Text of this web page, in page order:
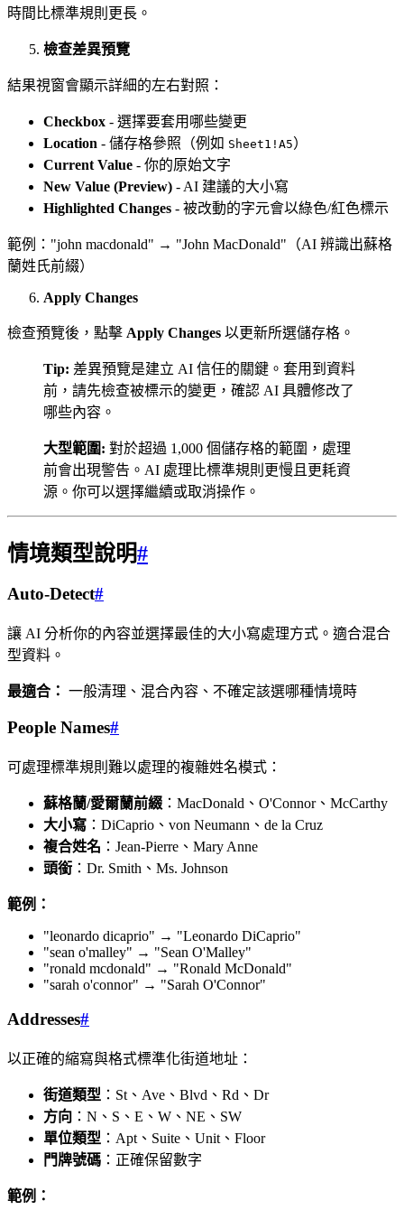
時間比標準規則更長。
檢查差異預覽
結果視窗會顯示詳細的左右對照：
Checkbox - 選擇要套用哪些變更
Location - 儲存格參照（例如 Sheet1!A5）
Current Value - 你的原始文字
New Value (Preview) - AI 建議的大小寫
Highlighted Changes - 被改動的字元會以綠色/紅色標示
範例："john macdonald" → "John MacDonald"（AI 辨識出蘇格
蘭姓氏前綴）
Apply Changes
檢查預覽後，點擊 Apply Changes 以更新所選儲存格。
Tip: 差異預覽是建立 AI 信任的關鍵。套用到資料
前，請先檢查被標示的變更，確認 AI 具體修改了
哪些內容。
大型範圍: 對於超過 1,000 個儲存格的範圍，處理
前會出現警告。AI 處理比標準規則更慢且更耗資
源。你可以選擇繼續或取消操作。
情境類型說明#
Auto-Detect#
讓 AI 分析你的內容並選擇最佳的大小寫處理方式。適合混合
型資料。
最適合： 一般清理、混合內容、不確定該選哪種情境時
People Names#
可處理標準規則難以處理的複雜姓名模式：
蘇格蘭/愛爾蘭前綴 ：MacDonald、O'Connor、McCarthy
大小寫 ：DiCaprio、von Neumann、de la Cruz
複合姓名 ：Jean-Pierre、Mary Anne
頭銜 ：Dr. Smith、Ms. Johnson
範例：
"leonardo dicaprio" → "Leonardo DiCaprio"
"sean o'malley" → "Sean O'Malley"
"ronald mcdonald" → "Ronald McDonald"
"sarah o'connor" → "Sarah O'Connor"
Addresses#
以正確的縮寫與格式標準化街道地址：
街道類型 ：St、Ave、Blvd、Rd、Dr
方向 ：N、S、E、W、NE、SW
單位類型 ：Apt、Suite、Unit、Floor
門牌號碼 ：正確保留數字
範例：